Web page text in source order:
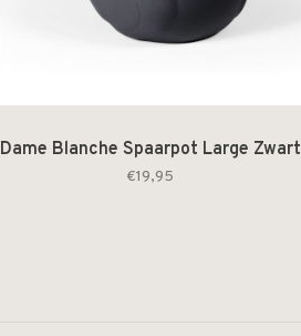
Dame Blanche Spaarpot Large Zwart
€19,95